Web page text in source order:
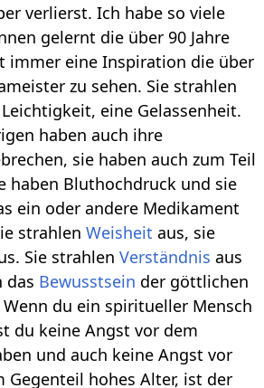
verlierst. Ich habe so viele
gelernt die über 90 Jahre
immer eine Inspiration die über
zu sehen. Sie strahlen
eine Gelassenheit.
haben auch ihre
sie haben auch zum Teil
haben Bluthochdruck und sie
ein oder andere Medikament
strahlenWeisheit aus, sie
Sie strahlenVerständnis aus
das Bewusstsein der göttlichen
Wenn du ein spiritueller Mensch
du keine Angst vor dem
und auch keine Angst vor
Gegenteil hohes Alter, ist der